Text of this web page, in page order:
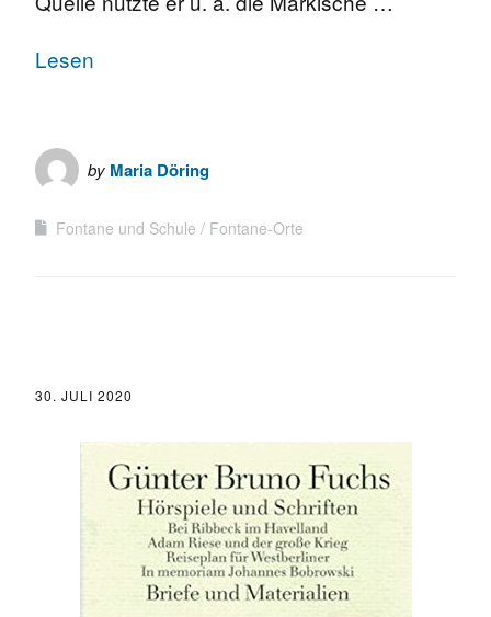
Lesen
by Maria Döring
Fontane und Schule Fontane-Orte
30. JULI 2020